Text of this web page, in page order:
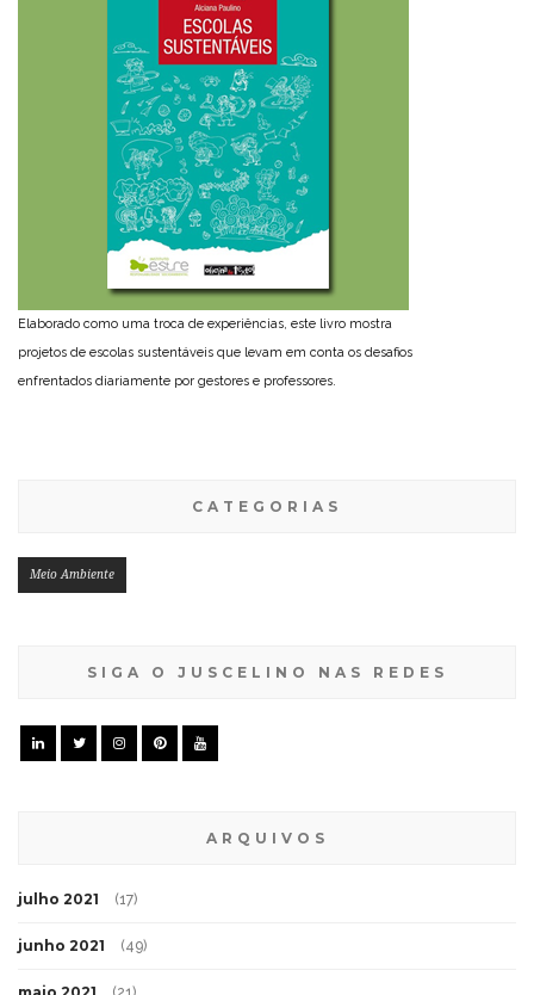
Elaborado como uma troca de experiências, este livro mostra
projetos de escolas sustentáveis que levam em conta os desafios
enfrentados diariamente por gestores e professores.
CATEGORIAS
Meio Ambiente
SIGA O JUSCELINO NAS REDES
ARQUIVOS
julho 2021 (17)
junho 2021 (49)